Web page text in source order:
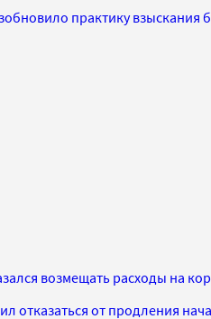
практику взыскания
возмещать расходы на
отказаться от продления